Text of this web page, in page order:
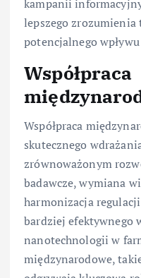
kampanii
lepszego
potencjalnego
Współpraca
Współpraca
skutecznego
zrównoważonym
badawcze, wymiana
harmonizacja
bardziej efektywnego
nanotechnologii w
międzynarodowe,